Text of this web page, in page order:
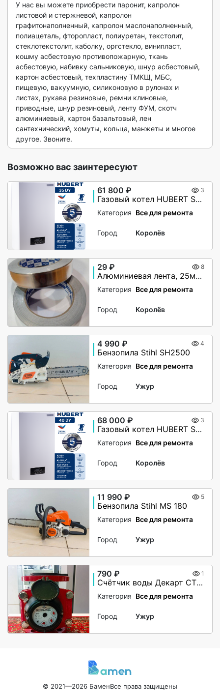
У нас вы можете приобрести паронит, капролон
листовой и стержневой, капролон
графитонаполненный, капролон маслонаполненный,
полиацеталь, фторопласт, полиуретан, текстолит,
стеклотекстолит, каболку, оргстекло, винипласт,
кошму асбестовую противопожарную, ткань
асбестовую, набивку сальниковую, шнур асбестовый,
картон асбестовый, техпластину ТМКЩ, МБС,
пищевую, вакуумную, силиконовую в рулонах и
листах, рукава резиновые, ремни клиновые,
приводные, шнур резиновый, ленту ФУМ, скотч
алюминиевый, картон базальтовый, лен
сантехнический, хомуты, кольца, манжеты и многое
другое. Звоните.
Возможно вас заинтересуют
61 800 ₽ 3
Газовый котел HUBERT Smart AGB 35DY настенный двухконтурный
Категория Все для ремонта
Город Королёв
29 ₽ 8
Алюминиевая лента, 25мм х 40М, 50 мкм, без и/у, Klebebander
Категория Все для ремонта
Город Королёв
4 990 ₽ 4
Бензопила Stihl SH2500
Категория Все для ремонта
Город Ужур
68 000 ₽ 3
Газовый котел HUBERT Smart AGB 40DY настенный двухконтурный
Категория Все для ремонта
Город Королёв
11 990 ₽ 5
Бензопила Stihl MS 180
Категория Все для ремонта
Город Ужур
790 ₽ 1
Счётчик воды Декарт СТВУ-50
Категория Все для ремонта
Город Ужур
© 2021—2026 БаменВсе права защищены